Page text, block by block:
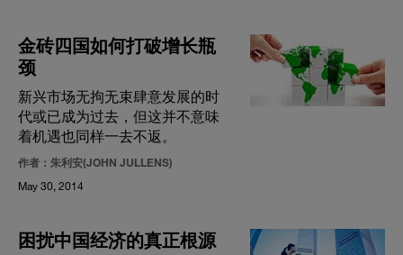
金砖四国如何打破增长瓶
颈
新兴市场无拘无束肆意发展的时
代或已成为过去，但这并不意味
着机遇也同样一去不返。
作者：朱利安(JOHN JULLENS)
May 30, 2014
困扰中国经济的真正根源